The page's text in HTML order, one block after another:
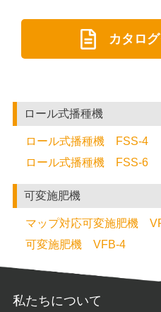
カタロ
ロール式播種機
ロール式播種機 FSS-4
ロール式播種機 FSS-6
可変施肥機
マップ対応可変施肥機
可変施肥機 VFB-4
私たちについて